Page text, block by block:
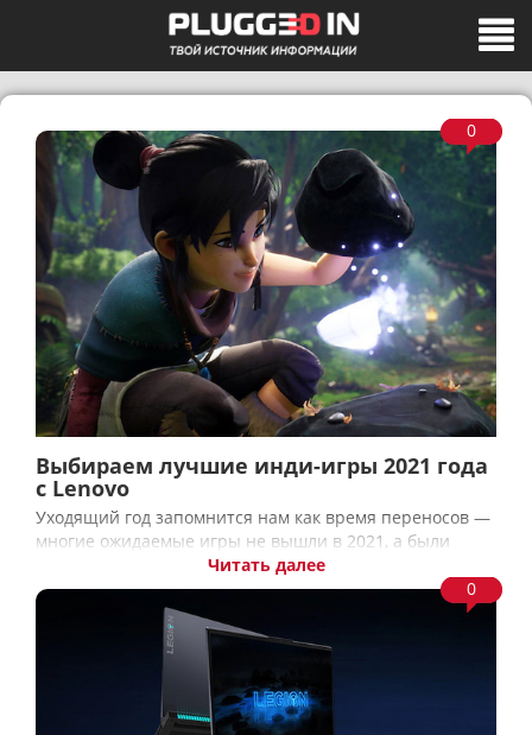
0
Выбираем лучшие инди-игры 2021 года
с Lenovo
Уходящий год запомнится нам как время переносов —
многие ожидаемые игры не вышли в 2021, а были
Читать далее
0